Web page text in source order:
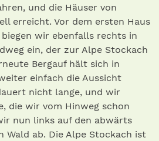
und die Häuser von
erreicht. Vor dem ersten Haus
wir ebenfalls rechts in
ein, der zur Alpe Stockach
Bergauf hält sich in
einfach die Aussicht
nicht lange, und wir
die wir vom Hinweg schon
nun links auf den abwärts
Wald ab. Die Alpe Stockach ist